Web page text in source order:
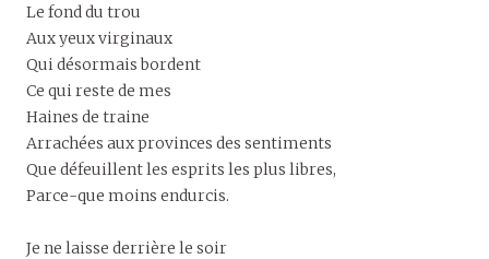
Le fond du trou
Aux yeux virginaux
Qui désormais bordent
Ce qui reste de mes
Haines de traine
Arrachées aux provinces des sentiments
Que défeuillent les esprits les plus libres,
Parce-que moins endurcis.
Je ne laisse derrière le soir